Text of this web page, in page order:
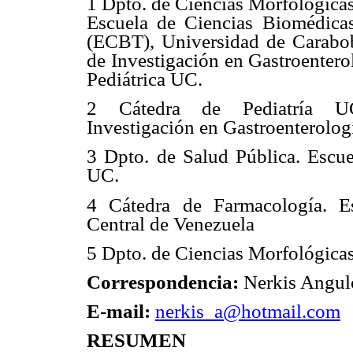
Escuela de Ciencias
(ECBT), Universidad de
de Investigación en
Pediátrica UC.
2 Cátedra de Pediatría
Investigación en
3 Dpto. de Salud Pública.
UC.
4 Cátedra de Farmacología.
Central de Venezuela
5 Dpto. de Ciencias
Correspondencia: Nerkis
E-mail: nerkis_a@hotmail.com
RESUMEN